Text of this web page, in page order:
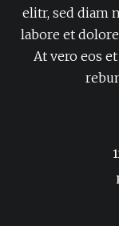
elitr, sed diam
labore et
At vero eos